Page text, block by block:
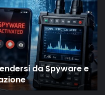
da Spyware e
di
gli